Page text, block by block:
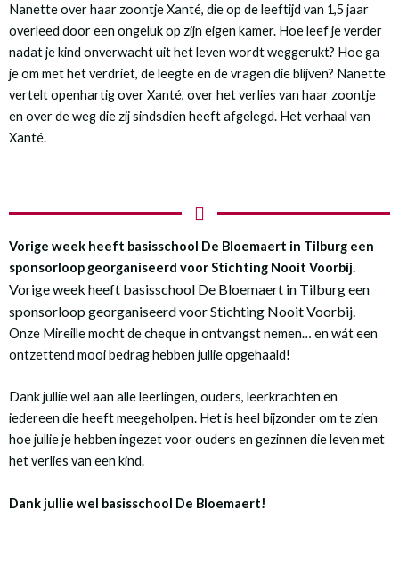
Nanette over haar zoontje Xanté, die op de leeftijd van 1,5 jaar
overleed door een ongeluk op zijn eigen kamer. Hoe leef je verder
nadat je kind onverwacht uit het leven wordt weggerukt? Hoe ga
je om met het verdriet, de leegte en de vragen die blijven? Nanette
vertelt openhartig over Xanté, over het verlies van haar zoontje
en over de weg die zij sindsdien heeft afgelegd. Het verhaal van
Xanté.
Vorige week heeft basisschool De Bloemaert in Tilburg een
sponsorloop georganiseerd voor Stichting Nooit Voorbij.
Vorige week heeft basisschool De Bloemaert in Tilburg een
sponsorloop georganiseerd voor Stichting Nooit Voorbij.
Onze Mireille mocht de cheque in ontvangst nemen… en wát een
ontzettend mooi bedrag hebben jullie opgehaald!
Dank jullie wel aan alle leerlingen, ouders, leerkrachten en
iedereen die heeft meegeholpen. Het is heel bijzonder om te zien
hoe jullie je hebben ingezet voor ouders en gezinnen die leven met
het verlies van een kind.
Dank jullie wel basisschool De Bloemaert!